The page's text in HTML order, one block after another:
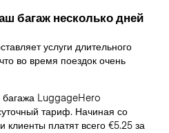
багаж несколько дней
услуги длительного
во время поездок очень
LuggageHero
тариф. Начиная со
клиенты платят всего €5.25 за